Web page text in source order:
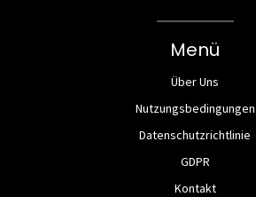
Menü
Über Uns
Nutzungsbedingungen
Datenschutzrichtlinie
GDPR
Kontakt